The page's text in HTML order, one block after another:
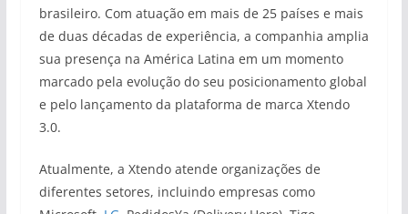
brasileiro. Com atuação em mais de 25 países e mais
de duas décadas de experiência, a companhia amplia
sua presença na América Latina em um momento
marcado pela evolução do seu posicionamento global
e pelo lançamento da plataforma de marca Xtendo
3.0.
Atualmente, a Xtendo atende organizações de
diferentes setores, incluindo empresas como